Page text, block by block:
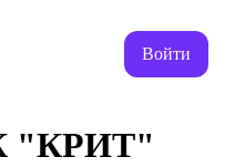
Войти
"КРИТ"